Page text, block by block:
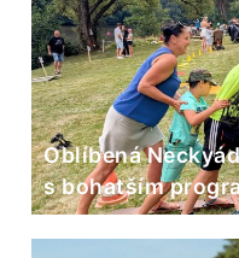
Oblíbená
s bohatším